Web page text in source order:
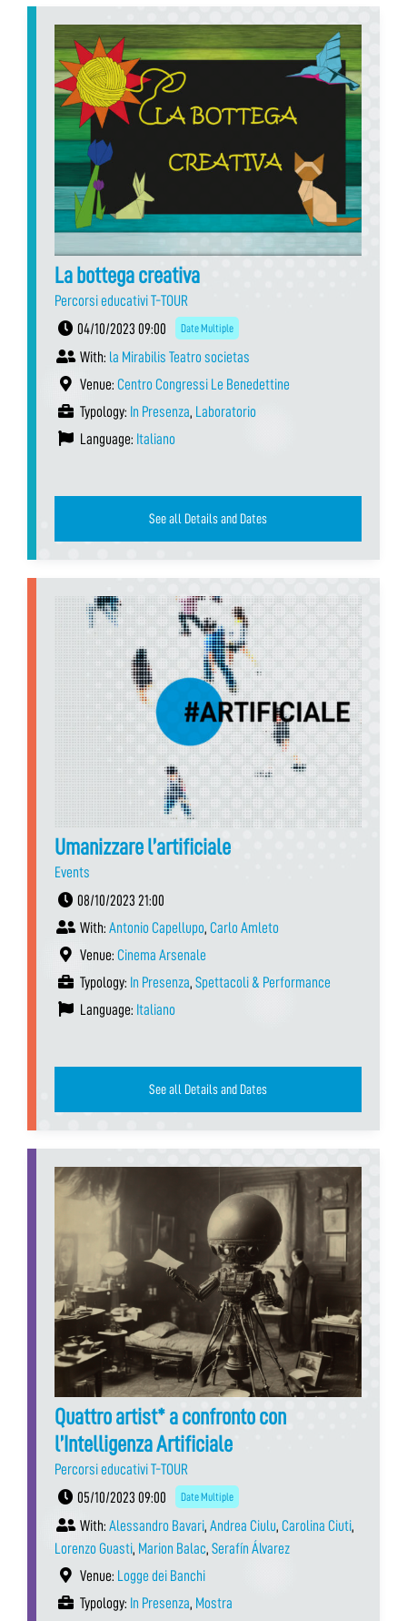
La bottega creativa
Percorsi educativi T-TOUR
04/10/2023 09:00
Date Multiple
With: la Mirabilis Teatro societas
Venue: Centro Congressi Le Benedettine
Typology: In Presenza, Laboratorio
Language: Italiano
See all Details and Dates
Umanizzare l’artificiale
Events
08/10/2023 21:00
With: Antonio Capellupo, Carlo Amleto
Venue: Cinema Arsenale
Typology: In Presenza, Spettacoli & Performance
Language: Italiano
See all Details and Dates
Quattro artist* a confronto con
l’Intelligenza Artificiale
Percorsi educativi T-TOUR
05/10/2023 09:00
Date Multiple
With: Alessandro Bavari, Andrea Ciulu, Carolina Ciuti,
Lorenzo Guasti, Marion Balac, Serafín Álvarez
Venue: Logge dei Banchi
Typology: In Presenza, Mostra